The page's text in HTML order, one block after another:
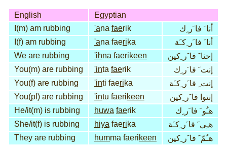
English
Egyptian
I(m) am rubbing
'ana faerik
أنا َ فا َر ِك
I(f) am rubbing
'ana faerika
أنا َ فا َر ِكـَة
We are rubbing
'ihna faerikeen
إحنا َ فا َر ِكين
You(m) are rubbing
'inta faerik
إنت َ فا َر ِك
You(f) are rubbing
'inti faerika
إنت ِ فا َر ِكـَة
You(pl) are rubbing
'intu faerikeen
إنتوا فا َر ِكين
He/it(m) is rubbing
huwa faerik
هـُو َ فا َر ِك
She/it(f) is rubbing
hiya faerika
هـِي َ فا َر ِكـَة
They are rubbing
humma faerikeen هـُمّ َ فا َر ِكين